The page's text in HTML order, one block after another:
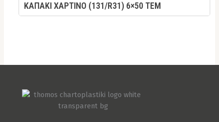
ΚΑΠΑΚΙ ΧΑΡΤΙΝΟ (131/R31) 6×50 TEM